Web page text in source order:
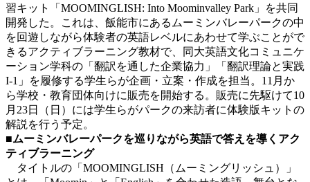
習キット「MOOMINGLISH: Into Moominvalley Park」を共同
開発した。これは、飯能市にあるムーミンバレーパークの中
を回遊しながら体験者の英語レベルにあわせて学ぶことがで
きるアクティブラーニング教材で、同大英語文化コミュニケ
ーション学科の「翻訳を通した企業協力」「翻訳理論と実践
I-1」を履修する学生らが企画・立案・作成を担当。11月か
ら学校・教育団体向けに販売を開始する。販売に先駆けて10
月23日（日）には学生らがパークの来訪者に体験版キットの
解説を行う予定。
■ムーミンバレーパークを巡りながら英語で答えを導くアク
ティブラーニング
タイトルの「MOOMINGLISH（ムーミングリッシュ）」